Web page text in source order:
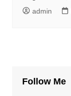
admin
Follow Me